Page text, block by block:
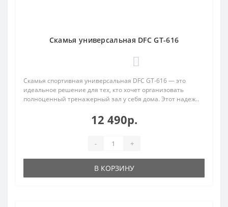
Скамья универсальная DFC GT-616
Скамья спортивная универсальная DFC GT-616 — это
идеальное решение для тех, кто хочет организовать
полноценный тренажерный зал у себя дома. Этот надеж..
12 490р.
- +
В КОРЗИНУ